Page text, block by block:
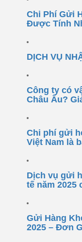
Chi Phí Gửi
Được Tính
DỊCH VỤ
Công ty có
Châu Âu?
Chi phí gửi
Việt Nam là
Dịch vụ gửi
tế năm 2025
Gửi Hàng
2025 – Đơn